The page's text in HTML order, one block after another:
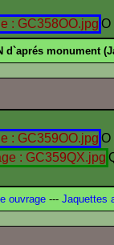
O
d`aprés monument
O
ouvrage --- Jaquettes